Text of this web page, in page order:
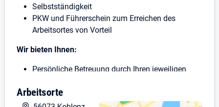
Selbstständigkeit
PKW und Führerschein zum Erreichen des
Arbeitsortes von Vorteil
Wir bieten Ihnen:
Persönliche Betreuung durch Ihren jeweiligen
Tariflohn nach DGB/GVP Tarif + übertarifliche
Zulagen
Arbeitsorte